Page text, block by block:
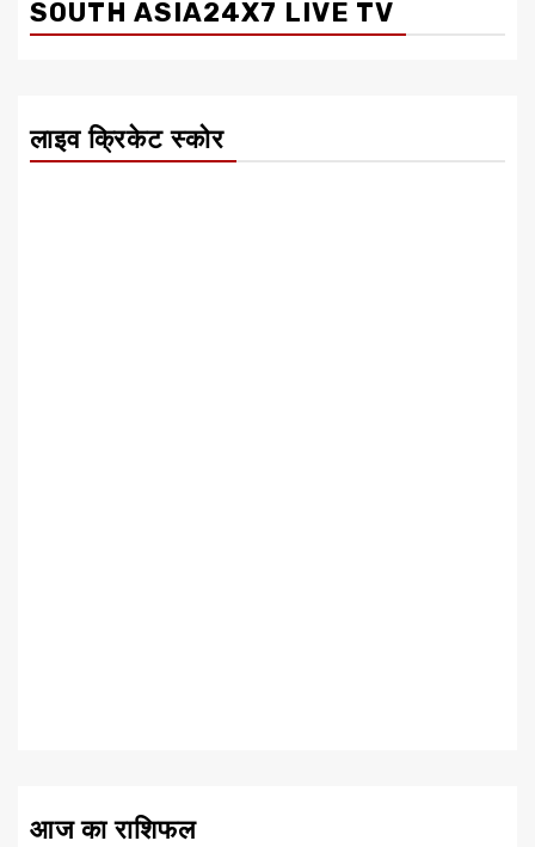
SOUTH ASIA24X7 LIVE TV
लाइव क्रिकेट स्कोर
आज का राशिफल